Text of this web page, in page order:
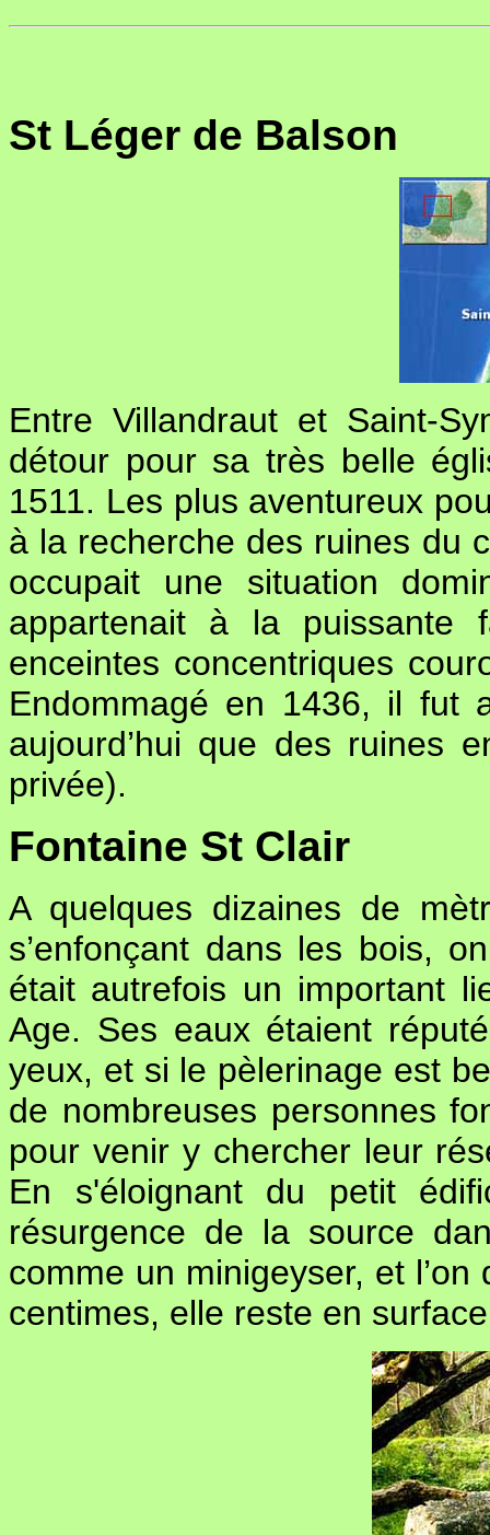
St Léger de Balson
Entre Villandraut et Saint-
détour pour sa très belle
1511. Les plus aventureux
à la recherche des ruines du
occupait une situation
appartenait à la puissante
enceintes concentriques
Endommagé en 1436, il fut
aujourd’hui que des ruines
privée).
Fontaine St Clair
A quelques dizaines de
s’enfonçant dans les bois,
était autrefois un important
Age. Ses eaux étaient
yeux, et si le pèlerinage est
de nombreuses personnes
pour venir y chercher leur
En s'éloignant du petit
résurgence de la source
comme un minigeyser, et
centimes, elle reste en